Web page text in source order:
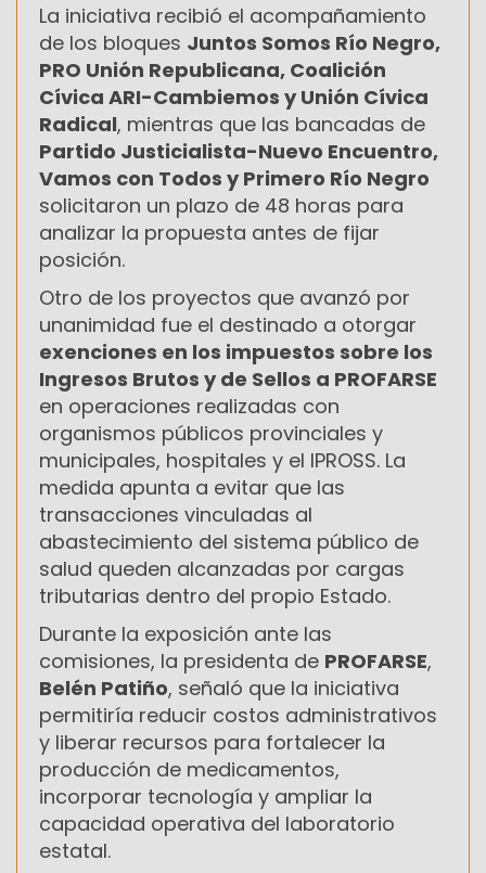
La iniciativa recibió el acompañamiento
de los bloques Juntos Somos Río Negro,
PRO Unión Republicana, Coalición
Cívica ARI-Cambiemos y Unión Cívica
Radical, mientras que las bancadas de
Partido Justicialista-Nuevo Encuentro,
Vamos con Todos y Primero Río Negro
solicitaron un plazo de 48 horas para
analizar la propuesta antes de fijar
posición.
Otro de los proyectos que avanzó por
unanimidad fue el destinado a otorgar
exenciones en los impuestos sobre los
Ingresos Brutos y de Sellos a PROFARSE
en operaciones realizadas con
organismos públicos provinciales y
municipales, hospitales y el IPROSS. La
medida apunta a evitar que las
transacciones vinculadas al
abastecimiento del sistema público de
salud queden alcanzadas por cargas
tributarias dentro del propio Estado.
Durante la exposición ante las
comisiones, la presidenta de PROFARSE,
Belén Patiño, señaló que la iniciativa
permitiría reducir costos administrativos
y liberar recursos para fortalecer la
producción de medicamentos,
incorporar tecnología y ampliar la
capacidad operativa del laboratorio
estatal.